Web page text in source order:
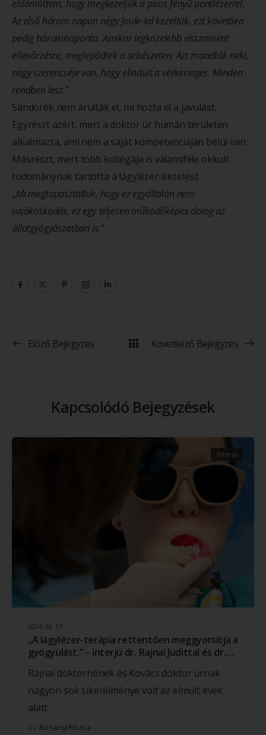
eldöntöttem, hogy megkezeljük a piros fényű pontlézerrel.
Az első három napon négy Joule-lal kezeltük, ezt követően
pedig háromnaponta. Amikor legközelebb visszament
ellenőrzésre, meglepődtek a sebészeten. Azt mondták neki,
nagy szerencséje van, hogy elindult a vérkeringés. Minden
rendben lesz.”
Sándorék nem árulták el, mi hozta el a javulást.
Egyrészt azért, mert a doktor úr humán területen
alkalmazta, ami nem a saját kompetenciáján belül van.
Másrészt, mert több kollégája is valamiféle okkult
tudománynak tartotta a lágylézer-kezelést.
„Mi megtapasztaltuk, hogy ez egyáltalán nem
vajákoskodás, ez egy teljesen működőképes dolog az
állatgyógyászatban is.”
Előző Bejegyzés Következő Bejegyzés
Kapcsolódó Bejegyzések
2024. 02. 17.
Interjú
„A lágylézer-terápia rettentően meggyorsítja a
gyógyulást.” – interjú dr. Rajnai Judittal és dr.
Rajnai doktornőnek és Kovács doktor úrnak
nagyon sok sikerélménye volt az elmúlt évek
alatt.
Rizsányi Rózsa